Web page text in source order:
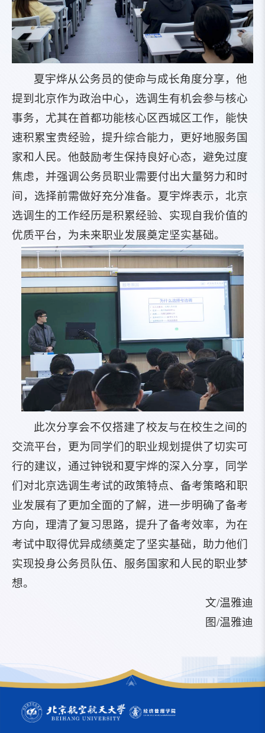
夏宇烨从公务员的使命与成长角度分享，他
提到北京作为政治中心，选调生有机会参与核心
事务，尤其在首都功能核心区西城区工作，能快
速积累宝贵经验，提升综合能力，更好地服务国
家和人民。他鼓励考生保持良好心态，避免过度
焦虑，并强调公务员职业需要付出大量努力和时
间，选择前需做好充分准备。夏宇烨表示，北京
选调生的工作经历是积累经验、实现自我价值的
优质平台，为未来职业发展奠定坚实基础。
此次分享会不仅搭建了校友与在校生之间的
交流平台，更为同学们的职业规划提供了切实可
行的建议，通过钟锐和夏宇烨的深入分享，同学
们对北京选调生考试的政策特点、备考策略和职
业发展有了更加全面的了解，进一步明确了备考
方向，理清了复习思路，提升了备考效率，为在
考试中取得优异成绩奠定了坚实基础，助力他们
实现投身公务员队伍、服务国家和人民的职业梦
想。
文/温雅迪
图/温雅迪